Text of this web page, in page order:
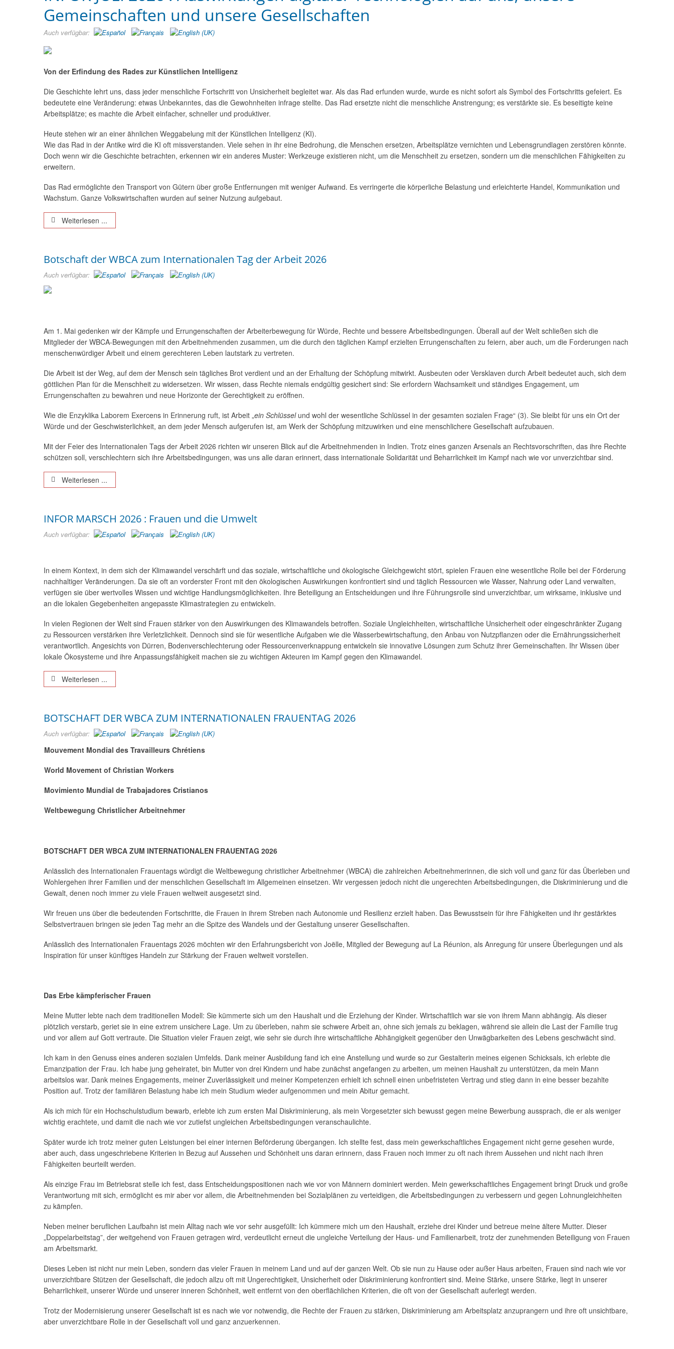
Gemeinschaften und unsere Gesellschaften
Auch verfügbar:
Von der Erfindung des Rades zur Künstlichen Intelligenz
Die Geschichte lehrt uns, dass jeder menschliche Fortschritt von Unsicherheit begleitet war. Als das Rad erfunden wurde, wurde es nicht sofort als Symbol des Fortschritts gefeiert. Es
bedeutete eine Veränderung: etwas Unbekanntes, das die Gewohnheiten infrage stellte. Das Rad ersetzte nicht die menschliche Anstrengung; es verstärkte sie. Es beseitigte keine
Arbeitsplätze; es machte die Arbeit einfacher, schneller und produktiver.
Heute stehen wir an einer ähnlichen Weggabelung mit der Künstlichen Intelligenz (KI).
Wie das Rad in der Antike wird die KI oft missverstanden. Viele sehen in ihr eine Bedrohung, die Menschen ersetzen, Arbeitsplätze vernichten und Lebensgrundlagen zerstören könnte.
Doch wenn wir die Geschichte betrachten, erkennen wir ein anderes Muster: Werkzeuge existieren nicht, um die Menschheit zu ersetzen, sondern um die menschlichen Fähigkeiten zu
erweitern.
Das Rad ermöglichte den Transport von Gütern über große Entfernungen mit weniger Aufwand. Es verringerte die körperliche Belastung und erleichterte Handel, Kommunikation und
Wachstum. Ganze Volkswirtschaften wurden auf seiner Nutzung aufgebaut.
Weiterlesen ...
Botschaft der WBCA zum Internationalen Tag der Arbeit 2026
Auch verfügbar:
Am 1. Mai gedenken wir der Kämpfe und Errungenschaften der Arbeiterbewegung für Würde, Rechte und bessere Arbeitsbedingungen. Überall auf der Welt schließen sich die
Mitglieder der WBCA-Bewegungen mit den Arbeitnehmenden zusammen, um die durch den täglichen Kampf erzielten Errungenschaften zu feiern, aber auch, um die Forderungen nach
menschenwürdiger Arbeit und einem gerechteren Leben lautstark zu vertreten.
Die Arbeit ist der Weg, auf dem der Mensch sein tägliches Brot verdient und an der Erhaltung der Schöpfung mitwirkt. Ausbeuten oder Versklaven durch Arbeit bedeutet auch, sich dem
göttlichen Plan für die Menschheit zu widersetzen. Wir wissen, dass Rechte niemals endgültig gesichert sind: Sie erfordern Wachsamkeit und ständiges Engagement, um
Errungenschaften zu bewahren und neue Horizonte der Gerechtigkeit zu eröffnen.
Wie die Enzyklika Laborem Exercens in Erinnerung ruft, ist Arbeit „ein Schlüssel und wohl der wesentliche Schlüssel in der gesamten sozialen Frage“ (3). Sie bleibt für uns ein Ort der
Würde und der Geschwisterlichkeit, an dem jeder Mensch aufgerufen ist, am Werk der Schöpfung mitzuwirken und eine menschlichere Gesellschaft aufzubauen.
Mit der Feier des Internationalen Tags der Arbeit 2026 richten wir unseren Blick auf die Arbeitnehmenden in Indien. Trotz eines ganzen Arsenals an Rechtsvorschriften, das ihre Rechte
schützen soll, verschlechtern sich ihre Arbeitsbedingungen, was uns alle daran erinnert, dass internationale Solidarität und Beharrlichkeit im Kampf nach wie vor unverzichtbar sind.
Weiterlesen ...
INFOR MARSCH 2026 : Frauen und die Umwelt
Auch verfügbar:
In einem Kontext, in dem sich der Klimawandel verschärft und das soziale, wirtschaftliche und ökologische Gleichgewicht stört, spielen Frauen eine wesentliche Rolle bei der Förderung
nachhaltiger Veränderungen. Da sie oft an vorderster Front mit den ökologischen Auswirkungen konfrontiert sind und täglich Ressourcen wie Wasser, Nahrung oder Land verwalten,
verfügen sie über wertvolles Wissen und wichtige Handlungsmöglichkeiten. Ihre Beteiligung an Entscheidungen und ihre Führungsrolle sind unverzichtbar, um wirksame, inklusive und
an die lokalen Gegebenheiten angepasste Klimastrategien zu entwickeln.
In vielen Regionen der Welt sind Frauen stärker von den Auswirkungen des Klimawandels betroffen. Soziale Ungleichheiten, wirtschaftliche Unsicherheit oder eingeschränkter Zugang
zu Ressourcen verstärken ihre Verletzlichkeit. Dennoch sind sie für wesentliche Aufgaben wie die Wasserbewirtschaftung, den Anbau von Nutzpflanzen oder die Ernährungssicherheit
verantwortlich. Angesichts von Dürren, Bodenverschlechterung oder Ressourcenverknappung entwickeln sie innovative Lösungen zum Schutz ihrer Gemeinschaften. Ihr Wissen über
lokale Ökosysteme und ihre Anpassungsfähigkeit machen sie zu wichtigen Akteuren im Kampf gegen den Klimawandel.
Weiterlesen ...
BOTSCHAFT DER WBCA ZUM INTERNATIONALEN FRAUENTAG 2026
Auch verfügbar:
Mouvement Mondial des Travailleurs Chrétiens
World Movement of Christian Workers
Movimiento Mundial de Trabajadores Cristianos
Weltbewegung Christlicher Arbeitnehmer
BOTSCHAFT DER WBCA ZUM INTERNATIONALEN FRAUENTAG 2026
Anlässlich des Internationalen Frauentags würdigt die Weltbewegung christlicher Arbeitnehmer (WBCA) die zahlreichen Arbeitnehmerinnen, die sich voll und ganz für das Überleben und
Wohlergehen ihrer Familien und der menschlichen Gesellschaft im Allgemeinen einsetzen. Wir vergessen jedoch nicht die ungerechten Arbeitsbedingungen, die Diskriminierung und die
Gewalt, denen noch immer zu viele Frauen weltweit ausgesetzt sind.
Wir freuen uns über die bedeutenden Fortschritte, die Frauen in ihrem Streben nach Autonomie und Resilienz erzielt haben. Das Bewusstsein für ihre Fähigkeiten und ihr gestärktes
Selbstvertrauen bringen sie jeden Tag mehr an die Spitze des Wandels und der Gestaltung unserer Gesellschaften.
Anlässlich des Internationalen Frauentags 2026 möchten wir den Erfahrungsbericht von Joëlle, Mitglied der Bewegung auf La Réunion, als Anregung für unsere Überlegungen und als
Inspiration für unser künftiges Handeln zur Stärkung der Frauen weltweit vorstellen.
Das Erbe kämpferischer Frauen
Meine Mutter lebte nach dem traditionellen Modell: Sie kümmerte sich um den Haushalt und die Erziehung der Kinder. Wirtschaftlich war sie von ihrem Mann abhängig. Als dieser
plötzlich verstarb, geriet sie in eine extrem unsichere Lage. Um zu überleben, nahm sie schwere Arbeit an, ohne sich jemals zu beklagen, während sie allein die Last der Familie trug
und vor allem auf Gott vertraute. Die Situation vieler Frauen zeigt, wie sehr sie durch ihre wirtschaftliche Abhängigkeit gegenüber den Unwägbarkeiten des Lebens geschwächt sind.
Ich kam in den Genuss eines anderen sozialen Umfelds. Dank meiner Ausbildung fand ich eine Anstellung und wurde so zur Gestalterin meines eigenen Schicksals, ich erlebte die
Emanzipation der Frau. Ich habe jung geheiratet, bin Mutter von drei Kindern und habe zunächst angefangen zu arbeiten, um meinen Haushalt zu unterstützen, da mein Mann
arbeitslos war. Dank meines Engagements, meiner Zuverlässigkeit und meiner Kompetenzen erhielt ich schnell einen unbefristeten Vertrag und stieg dann in eine besser bezahlte
Position auf. Trotz der familiären Belastung habe ich mein Studium wieder aufgenommen und mein Abitur gemacht.
Als ich mich für ein Hochschulstudium bewarb, erlebte ich zum ersten Mal Diskriminierung, als mein Vorgesetzter sich bewusst gegen meine Bewerbung aussprach, die er als weniger
wichtig erachtete, und damit die nach wie vor zutiefst ungleichen Arbeitsbedingungen veranschaulichte.
Später wurde ich trotz meiner guten Leistungen bei einer internen Beförderung übergangen. Ich stellte fest, dass mein gewerkschaftliches Engagement nicht gerne gesehen wurde,
aber auch, dass ungeschriebene Kriterien in Bezug auf Aussehen und Schönheit uns daran erinnern, dass Frauen noch immer zu oft nach ihrem Aussehen und nicht nach ihren
Fähigkeiten beurteilt werden.
Als einzige Frau im Betriebsrat stelle ich fest, dass Entscheidungspositionen nach wie vor von Männern dominiert werden. Mein gewerkschaftliches Engagement bringt Druck und große
Verantwortung mit sich, ermöglicht es mir aber vor allem, die Arbeitnehmenden bei Sozialplänen zu verteidigen, die Arbeitsbedingungen zu verbessern und gegen Lohnungleichheiten
zu kämpfen.
Neben meiner beruflichen Laufbahn ist mein Alltag nach wie vor sehr ausgefüllt: Ich kümmere mich um den Haushalt, erziehe drei Kinder und betreue meine ältere Mutter. Dieser
„Doppelarbeitstag”, der weitgehend von Frauen getragen wird, verdeutlicht erneut die ungleiche Verteilung der Haus- und Familienarbeit, trotz der zunehmenden Beteiligung von Frauen
am Arbeitsmarkt.
Dieses Leben ist nicht nur mein Leben, sondern das vieler Frauen in meinem Land und auf der ganzen Welt. Ob sie nun zu Hause oder außer Haus arbeiten, Frauen sind nach wie vor
unverzichtbare Stützen der Gesellschaft, die jedoch allzu oft mit Ungerechtigkeit, Unsicherheit oder Diskriminierung konfrontiert sind. Meine Stärke, unsere Stärke, liegt in unserer
Beharrlichkeit, unserer Würde und unserer inneren Schönheit, weit entfernt von den oberflächlichen Kriterien, die oft von der Gesellschaft auferlegt werden.
Trotz der Modernisierung unserer Gesellschaft ist es nach wie vor notwendig, die Rechte der Frauen zu stärken, Diskriminierung am Arbeitsplatz anzuprangern und ihre oft unsichtbare,
aber unverzichtbare Rolle in der Gesellschaft voll und ganz anzuerkennen.